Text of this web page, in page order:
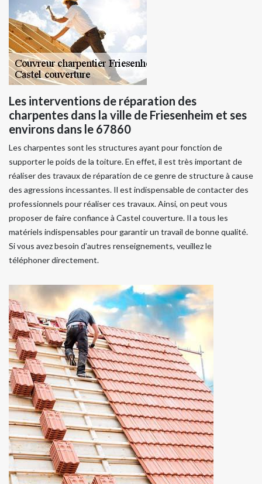
Les interventions de réparation des
charpentes dans la ville de Friesenheim et ses
environs dans le 67860
Les charpentes sont les structures ayant pour fonction de
supporter le poids de la toiture. En effet, il est très important de
réaliser des travaux de réparation de ce genre de structure à cause
des agressions incessantes. Il est indispensable de contacter des
professionnels pour réaliser ces travaux. Ainsi, on peut vous
proposer de faire confiance à Castel couverture. Il a tous les
matériels indispensables pour garantir un travail de bonne qualité.
Si vous avez besoin d'autres renseignements, veuillez le
téléphoner directement.